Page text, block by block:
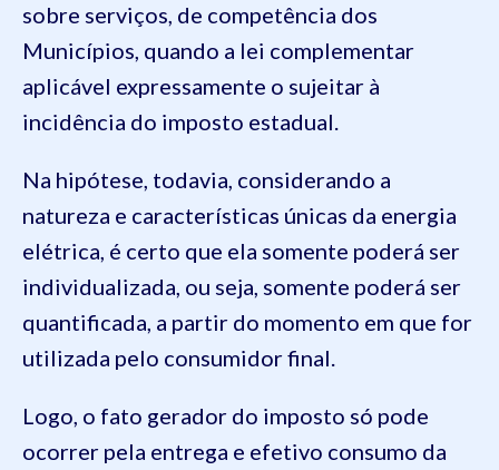
sobre serviços, de competência dos
Municípios, quando a lei complementar
aplicável expressamente o sujeitar à
incidência do imposto estadual.
Na hipótese, todavia, considerando a
natureza e características únicas da energia
elétrica, é certo que ela somente poderá ser
individualizada, ou seja, somente poderá ser
quantificada, a partir do momento em que for
utilizada pelo consumidor final.
Logo, o fato gerador do imposto só pode
ocorrer pela entrega e efetivo consumo da